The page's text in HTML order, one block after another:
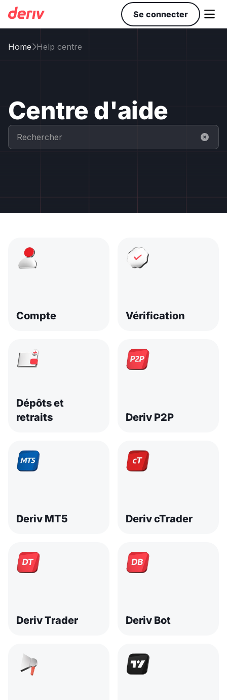
Se connecter 
HomeHelp centre
Centre d'aide
Compte Vérification
Dépôts et
retraits
Deriv P2P
Deriv MT5 Deriv cTrader
Deriv Trader Deriv Bot